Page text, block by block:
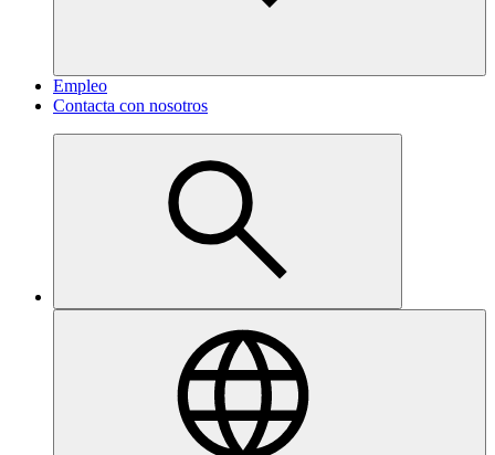
Empleo
Contacta con nosotros